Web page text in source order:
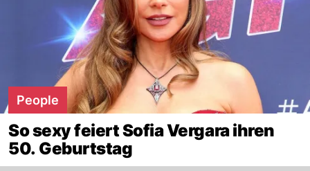
People
So sexy feiert Sofia Vergara ihren
50. Geburtstag